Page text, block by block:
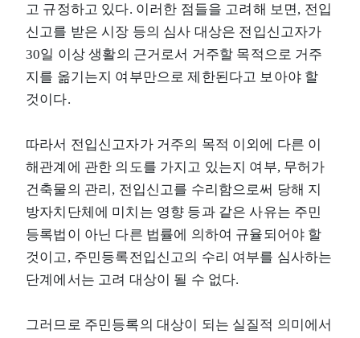
고 규정하고 있다. 이러한 점들을 고려해 보면, 전입
신고를 받은 시장 등의 심사 대상은 전입신고자가
30일 이상 생활의 근거로서 거주할 목적으로 거주
지를 옮기는지 여부만으로 제한된다고 보아야 할
것이다.
따라서 전입신고자가 거주의 목적 이외에 다른 이
해관계에 관한 의도를 가지고 있는지 여부, 무허가
건축물의 관리, 전입신고를 수리함으로써 당해 지
방자치단체에 미치는 영향 등과 같은 사유는 주민
등록법이 아닌 다른 법률에 의하여 규율되어야 할
것이고, 주민등록전입신고의 수리 여부를 심사하는
단계에서는 고려 대상이 될 수 없다.
그러므로 주민등록의 대상이 되는 실질적 의미에서